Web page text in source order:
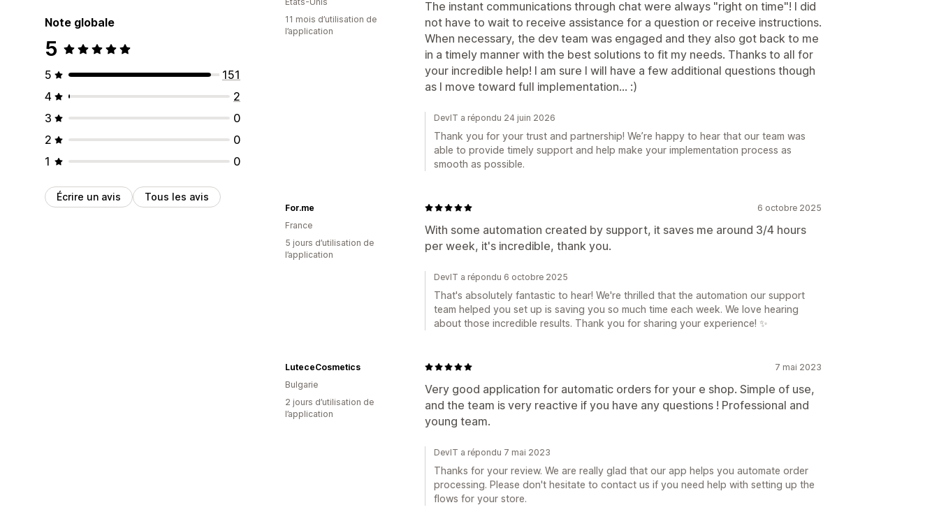
Note globale
5
5
151
4
2
3
0
2
0
1
0
Écrire un avis Tous les avis
The instant communications through chat were always "right on time"! I did
not have to wait to receive assistance for a question or receive instructions.
When necessary, the dev team was engaged and they also got back to me
in a timely manner with the best solutions to fit my needs. Thanks to all for
your incredible help! I am sure I will have a few additional questions though
as I move toward full implementation... :)
11 mois d’utilisation de
l’application
DevIT a répondu 24 juin 2026
Thank you for your trust and partnership! We’re happy to hear that our team was
able to provide timely support and help make your implementation process as
smooth as possible.
6 octobre 2025
With some automation created by support, it saves me around 3/4 hours
per week, it's incredible, thank you.
For.me
France
5 jours d’utilisation de
l’application
DevIT a répondu 6 octobre 2025
That's absolutely fantastic to hear! We're thrilled that the automation our support
team helped you set up is saving you so much time each week. We love hearing
about those incredible results. Thank you for sharing your experience! ✨
7 mai 2023
Very good application for automatic orders for your e shop. Simple of use,
and the team is very reactive if you have any questions ! Professional and
young team.
LuteceCosmetics
Bulgarie
2 jours d’utilisation de
l’application
DevIT a répondu 7 mai 2023
Thanks for your review. We are really glad that our app helps you automate order
processing. Please don't hesitate to contact us if you need help with setting up the
flows for your store.